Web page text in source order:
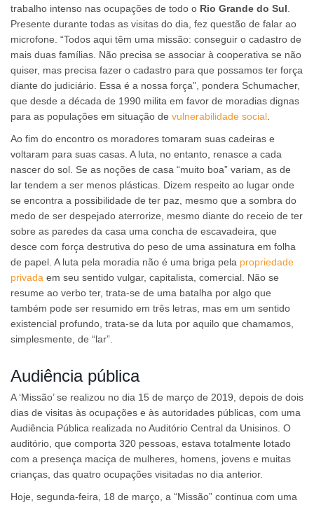
trabalho intenso nas ocupações de todo o Rio Grande do Sul
Presente durante todas as visitas do dia, fez questão de falar ao
microfone. “Todos aqui têm uma missão: conseguir o cadastro de
mais duas famílias. Não precisa se associar à cooperativa se não
quiser, mas precisa fazer o cadastro para que possamos ter força
diante do judiciário. Essa é a nossa força”, pondera Schumacher,
que desde a década de 1990 milita em favor de moradias dignas
para as populações em situação de vulnerabilidade social
Ao fim do encontro os moradores tomaram suas cadeiras e
voltaram para suas casas. A luta, no entanto, renasce a cada
nascer do sol. Se as noções de casa “muito boa” variam, as de
lar tendem a ser menos plásticas. Dizem respeito ao lugar onde
se encontra a possibilidade de ter paz, mesmo que a sombra do
medo de ser despejado aterrorize, mesmo diante do receio de ter
sobre as paredes da casa uma concha de escavadeira, que
desce com força destrutiva do peso de uma assinatura em folha
de papel. A luta pela moradia não é uma briga pela propriedade
privada em seu sentido vulgar, capitalista, comercial. Não se
resume ao verbo ter, trata-se de uma batalha por algo que
também pode ser resumido em três letras, mas em um sentido
existencial profundo, trata-se da luta por aquilo que chamamos,
simplesmente, de “lar”.
Audiência pública
A ‘Missão’ se realizou no dia 15 de março de 2019, depois de dois
dias de visitas às ocupações e às autoridades públicas, com uma
Audiência Pública realizada no Auditório Central da Unisinos. O
auditório, que comporta 320 pessoas, estava totalmente lotado
com a presença maciça de mulheres, homens, jovens e muitas
crianças, das quatro ocupações visitadas no dia anterior.
Hoje, segunda-feira, 18 de março, a “Missão” continua com uma